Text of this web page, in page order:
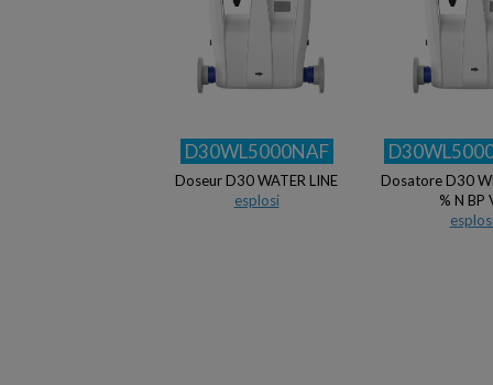
D30WL5000NAF
Doseur D30 WATER LINE
esplosi
Dosatore D30
% N BP